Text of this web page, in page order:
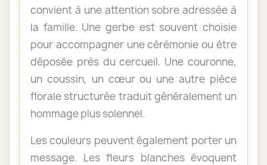
convient à une attention sobre adressée à
la famille. Une gerbe est souvent choisie
pour accompagner une cérémonie ou être
déposée près du cercueil. Une couronne,
un coussin, un cœur ou une autre pièce
florale structurée traduit généralement un
hommage plus solennel.
Les couleurs peuvent également porter un
message. Les fleurs blanches évoquent